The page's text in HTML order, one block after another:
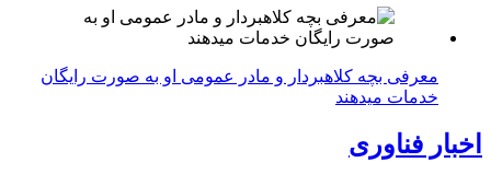
معرفی بچه کلاهبردار و مادر عمومی او به صورت رایگان
خدمات میدهند
اخبار فناوری